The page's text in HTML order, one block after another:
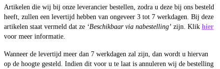
Artikelen die wij bij onze leverancier bestellen, zodra u deze bij ons besteld
heeft, zullen een levertijd hebben van ongeveer 3 tot 7 werkdagen. Bij deze
artikelen staat vermeld dat ze ‘Beschikbaar via nabestelling’ zijn. Klik hier
voor meer informatie.
Wanneer de levertijd meer dan 7 werkdagen zal zijn, dan wordt u hiervan
op de hoogte gesteld. Indien dit voor u te laat is annuleren wij de bestelling